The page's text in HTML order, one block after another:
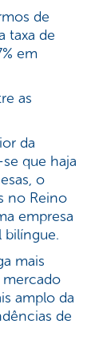
de
taxa de
em
as
da
que haja
o
no Reino
empresa
mais
mercado
amplo da
de